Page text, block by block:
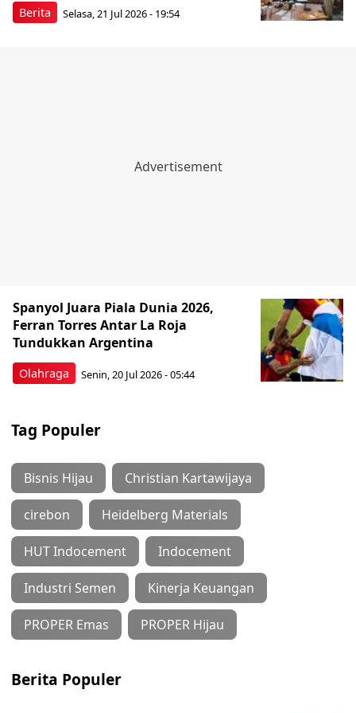
Berita Selasa, 21 Jul 2026 - 19:54
Olahraga
Spanyol Juara Piala Dunia 2026,
Ferran Torres Antar La Roja
Tundukkan Argentina
Senin, 20 Jul 2026 - 05:44
Tag Populer
Bisnis Hijau Christian Kartawijaya
cirebon Heidelberg Materials
HUT Indocement Indocement
Industri Semen Kinerja Keuangan
PROPER Emas PROPER Hijau
Berita Populer